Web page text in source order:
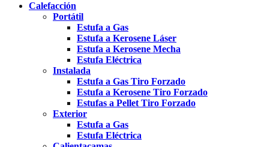
Calefacción
Portátil
Estufa a Gas
Estufa a Kerosene Láser
Estufa a Kerosene Mecha
Estufa Eléctrica
Instalada
Estufa a Gas Tiro Forzado
Estufa a Kerosene Tiro Forzado
Estufas a Pellet Tiro Forzado
Exterior
Estufa a Gas
Estufa Eléctrica